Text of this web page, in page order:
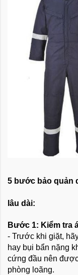
5 bước bảo quản
lâu dài:
Bước 1: Kiểm tra
- Trước khi giặt,
hay bụi bẩn nặng
cứng đầu nên
phòng loãng.